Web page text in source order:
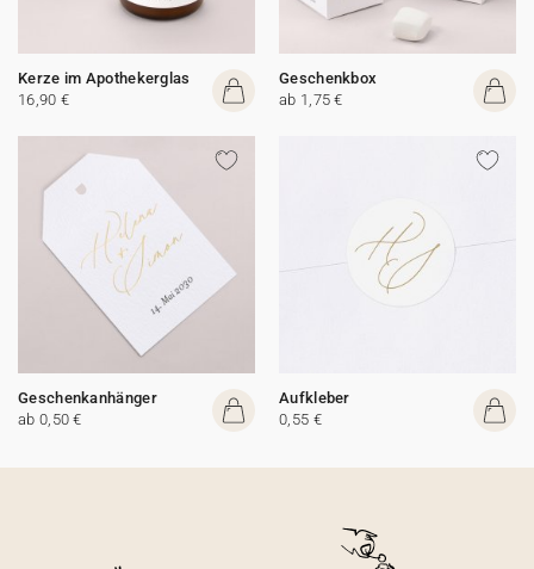
Kerze im Apothekerglas
16,90 €
Geschenkbox
ab 1,75 €
Geschenkanhänger
ab 0,50 €
Aufkleber
0,55 €